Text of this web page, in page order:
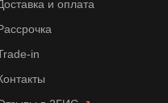
и оплата
in